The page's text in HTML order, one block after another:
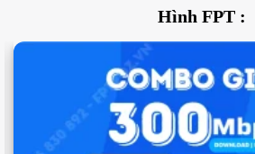
Hình FPT :